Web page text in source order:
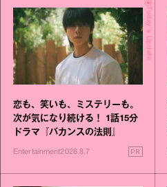
Today's Update
恋も、笑いも、ミステリーも。
次が気になり続ける！ 1話15分
ドラマ『バカンスの法則』
Entertainment2026.8.7 PR